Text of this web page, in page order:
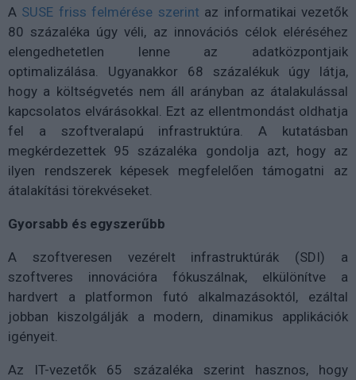
A SUSE friss felmérése szerint az informatikai vezetők
80 százaléka úgy véli, az innovációs célok eléréséhez
elengedhetetlen lenne az adatközpontjaik
optimalizálása. Ugyanakkor 68 százalékuk úgy látja,
hogy a költségvetés nem áll arányban az átalakulással
kapcsolatos elvárásokkal. Ezt az ellentmondást oldhatja
fel a szoftveralapú infrastruktúra. A kutatásban
megkérdezettek 95 százaléka gondolja azt, hogy az
ilyen rendszerek képesek megfelelően támogatni az
átalakítási törekvéseket.
Gyorsabb és egyszerűbb
A szoftveresen vezérelt infrastruktúrák (SDI) a
szoftveres innovációra fókuszálnak, elkülönítve a
hardvert a platformon futó alkalmazásoktól, ezáltal
jobban kiszolgálják a modern, dinamikus applikációk
igényeit.
Az IT-vezetők 65 százaléka szerint hasznos, hogy